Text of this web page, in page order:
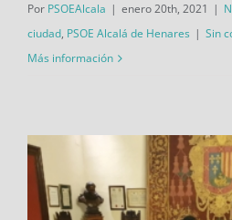
Por PSOEAlcala | enero 20th, 2021 |
ciudad, PSOE Alcalá de Henares | Sin
Más información